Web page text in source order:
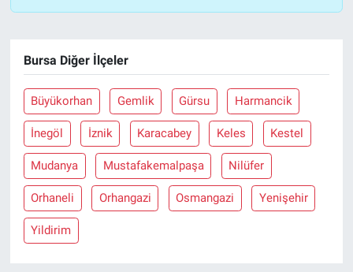
Bursa Diğer İlçeler
Büyükorhan Gemlik Gürsu Harmancik
İnegöl İznik Karacabey Keles Kestel
Mudanya Mustafakemalpaşa Nilüfer
Orhaneli Orhangazi Osmangazi Yenişehir
Yildirim